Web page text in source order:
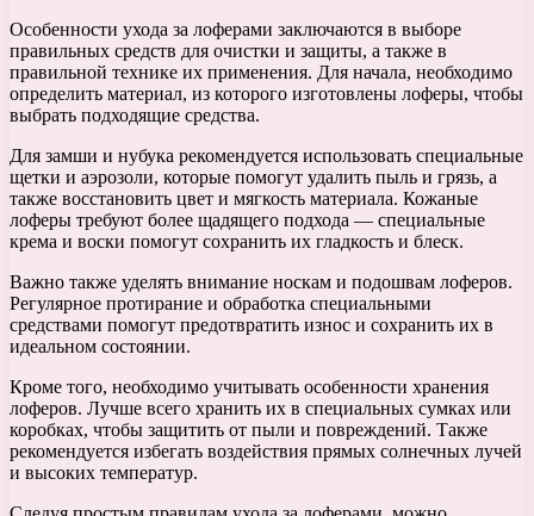
Особенности ухода за лоферами заключаются в выборе
правильных средств для очистки и защиты, а также в
правильной технике их применения. Для начала, необходимо
определить материал, из которого изготовлены лоферы, чтобы
выбрать подходящие средства.
Для замши и нубука рекомендуется использовать специальные
щетки и аэрозоли, которые помогут удалить пыль и грязь, а
также восстановить цвет и мягкость материала. Кожаные
лоферы требуют более щадящего подхода — специальные
крема и воски помогут сохранить их гладкость и блеск.
Важно также уделять внимание носкам и подошвам лоферов.
Регулярное протирание и обработка специальными
средствами помогут предотвратить износ и сохранить их в
идеальном состоянии.
Кроме того, необходимо учитывать особенности хранения
лоферов. Лучше всего хранить их в специальных сумках или
коробках, чтобы защитить от пыли и повреждений. Также
рекомендуется избегать воздействия прямых солнечных лучей
и высоких температур.